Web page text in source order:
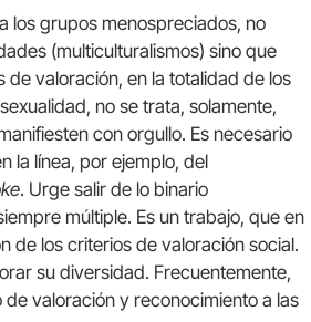
los grupos menospreciados, no
(multiculturalismos) sino que
valoración, en la totalidad de los
no se trata, solamente,
con orgullo. Es necesario
la línea, por ejemplo, del
. Urge salir de lo binario
múltiple. Es un trabajo, que en
de los criterios de valoración social.
su diversidad. Frecuentemente,
valoración y reconocimiento a las